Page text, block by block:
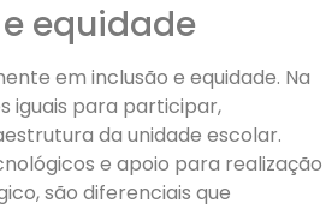
equidade
em inclusão e equidade. Na
iguais para participar,
da unidade escolar.
e apoio para realização
são diferenciais que